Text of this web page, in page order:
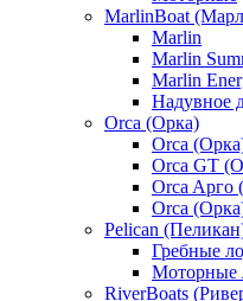
MarlinBoat
Marlin
Marlin
Marlin
Надувное
Orca (Орка)
Orca
Orca GT
Orca
Orca
Pelican
Гребные
Моторные
RiverBoats